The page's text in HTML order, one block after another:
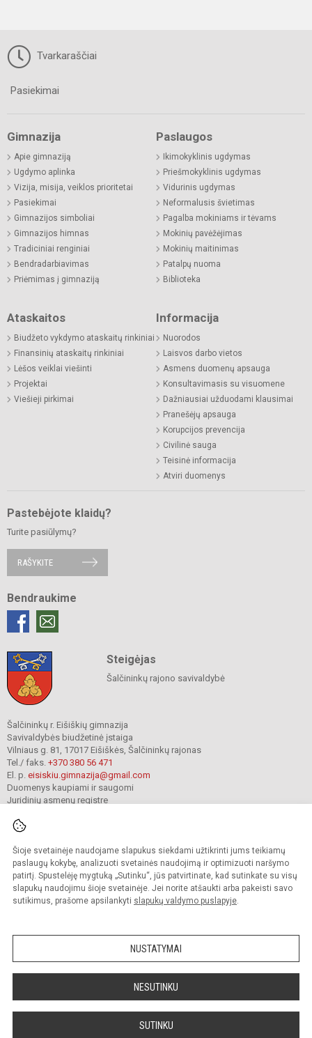
Šioje svetainėje naudojame slapukus siekdami užtikrinti jums teikiamų
paslaugų kokybę, analizuoti svetainės naudojimą ir optimizuoti naršymo
patirtį. Spustelėję mygtuką „Sutinku“, jūs patvirtinate, kad sutinkate su visų
slapukų naudojimu šioje svetainėje. Jei norite atšaukti arba pakeisti savo
sutikimus, prašome apsilankyti slapukų valdymo puslapyje.
NUSTATYMAI
NESUTINKU
SUTINKU
Tvarkaraščiai
Pasiekimai
Gimnazija
Apie gimnaziją
Ugdymo aplinka
Vizija, misija, veiklos prioritetai
Pasiekimai
Gimnazijos simboliai
Gimnazijos himnas
Tradiciniai renginiai
Bendradarbiavimas
Priėmimas į gimnaziją
Paslaugos
Ikimokyklinis ugdymas
Priešmokyklinis ugdymas
Vidurinis ugdymas
Neformalusis švietimas
Pagalba mokiniams ir tėvams
Mokinių pavėžėjimas
Mokinių maitinimas
Patalpų nuoma
Biblioteka
Ataskaitos
Biudžeto vykdymo ataskaitų rinkiniai
Finansinių ataskaitų rinkiniai
Lėšos veiklai viešinti
Projektai
Viešieji pirkimai
Informacija
Nuorodos
Laisvos darbo vietos
Asmens duomenų apsauga
Konsultavimasis su visuomene
Dažniausiai užduodami klausimai
Pranešėjų apsauga
Korupcijos prevencija
Civilinė sauga
Teisinė informacija
Atviri duomenys
Pastebėjote klaidų?
Turite pasiūlymų?
RAŠYKITE
Bendraukime
Steigėjas
Šalčininkų rajono savivaldybė
Šalčininkų r. Eišiškių gimnazija
Savivaldybės biudžetinė įstaiga
Vilniaus g. 81, 17017 Eišiškės, Šalčininkų rajonas
Tel./ faks. +370 380 56 471
El. p. eisiskiu.gimnazija@gmail.com
Duomenys kaupiami ir saugomi
Juridinių asmenų registre
© 2024. Šalčininkų r. Eišiškių gimnazija. Visos teisės saugomos.
Kopijuoti turinį be raštiško įstaigos administracijos sutikimo griežtai draudžiama.
Prieinamumo paraiška Slapukų valdymas